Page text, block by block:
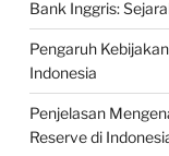
Bank Inggris:
Pengaruh
Indonesia
Penjelasan
Reserve di